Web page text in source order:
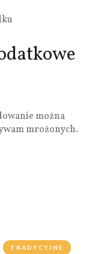
można
mrożonych.
TRADYCYJNE